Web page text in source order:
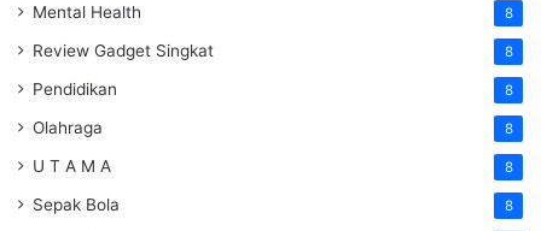
Mental Health 8
Review Gadget Singkat 8
Pendidikan 8
Olahraga 8
U T A M A 8
Sepak Bola 8